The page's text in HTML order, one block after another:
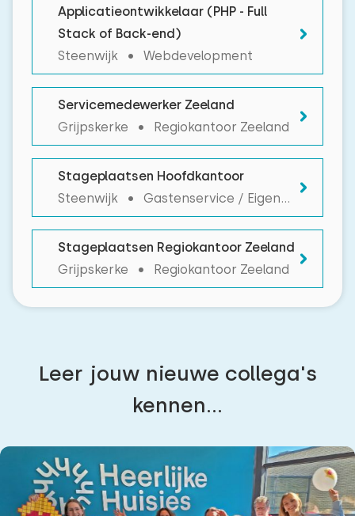
Applicatieontwikkelaar (PHP - Full
Stack of Back-end)
Steenwijk • Webdevelopment
Servicemedewerker Zeeland
Grijpskerke • Regiokantoor Zeeland
Stageplaatsen Hoofdkantoor
Steenwijk • Gastenservice / Eigenarenservice / Marketing / ICT
Stageplaatsen Regiokantoor Zeeland
Grijpskerke • Regiokantoor Zeeland
Leer jouw nieuwe collega's
kennen...